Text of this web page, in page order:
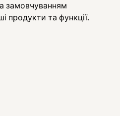
замовчуванням
продукти та функції.